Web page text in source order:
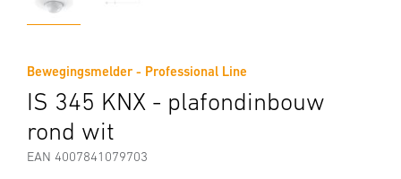
Bewegingsmelder - Professional Line
IS 345 KNX - plafondinbouw
rond wit
EAN 4007841079703